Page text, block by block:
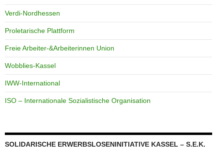
Verdi-Nordhessen
Proletarische Plattform
Freie Arbeiter-&Arbeiterinnen Union
Wobblies-Kassel
IWW-International
ISO – Internationale Sozialistische Organisation
SOLIDARISCHE ERWERBSLOSENINITIATIVE KASSEL – S.E.K.